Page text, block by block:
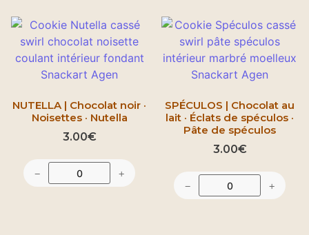
NUTELLA | Chocolat noir ·
Noisettes · Nutella
3.00€
− +
SPÉCULOS | Chocolat au
lait · Éclats de spéculos ·
Pâte de spéculos
3.00€
− +